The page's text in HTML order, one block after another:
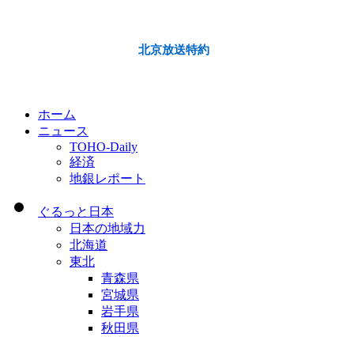
北京放送特約
ホーム
ニュース
TOHO-Daily
経済
地銀レポート
ぐるっと日本
日本の地域力
北海道
東北
青森県
宮城県
岩手県
秋田県